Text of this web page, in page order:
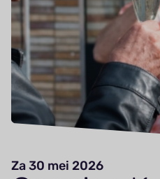
Za 30 mei 2026